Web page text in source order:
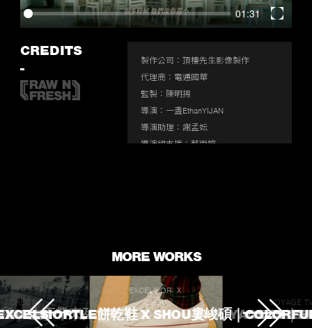
01:31
Enter
CREDITS
-
製作公司：頂樓先生影像製作
代理商：電通國華
監製：陳明揚
導演：一盞EthanYIJAN
導演助理：謝孟妘
導演組支援：蔡雨婷
攝影大助：余書豪、王奕儒
攝影二助： 張家瑜、李世全、林昭汝
Ronin技師：尤崇瑋
遠端監控：楊邵軒
MORE WORKS
J.SHEON
生不帶來死不帶走
EXCELSIOR Ｘ
SHOU
餅乾鞋 X SHOU婁峻碩｜
VOYAGE
VOYAGE TV｜